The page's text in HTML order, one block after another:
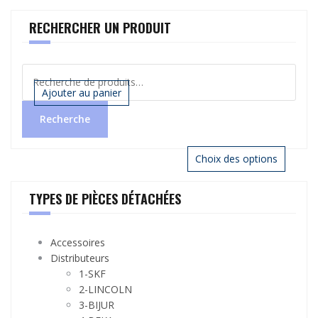
Ajouter au panier
Choix des options
RECHERCHER UN PRODUIT
pour :
Recherche
TYPES DE PIÈCES DÉTACHÉES
Accessoires
Distributeurs
1-SKF
2-LINCOLN
3-BIJUR